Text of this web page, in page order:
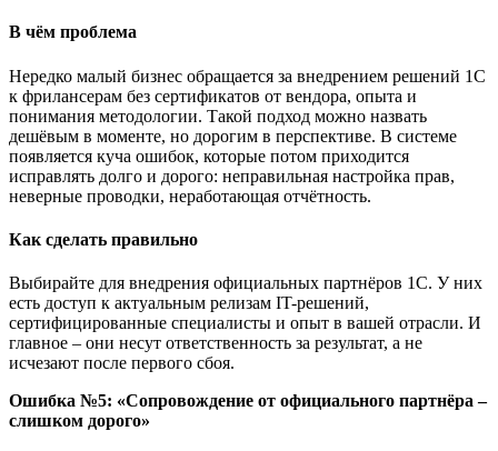
В чём проблема
Нередко малый бизнес обращается за внедрением решений 1С
к фрилансерам без сертификатов от вендора, опыта и
понимания методологии. Такой подход можно назвать
дешёвым в моменте, но дорогим в перспективе. В системе
появляется куча ошибок, которые потом приходится
исправлять долго и дорого: неправильная настройка прав,
неверные проводки, неработающая отчётность.
Как сделать правильно
Выбирайте для внедрения официальных партнёров 1С. У них
есть доступ к актуальным релизам IT-решений,
сертифицированные специалисты и опыт в вашей отрасли. И
главное – они несут ответственность за результат, а не
исчезают после первого сбоя.
Ошибка №5: «Сопровождение от официального партнёра –
слишком дорого»